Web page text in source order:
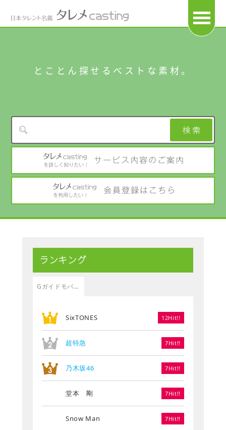
とことん探せるベストな素材。
ランキング
Gガイドモバイル
SixTONES 12Hit!!
超特急 7Hit!!
乃木坂46 7Hit!!
堂本 剛 7Hit!!
Snow Man 7Hit!!